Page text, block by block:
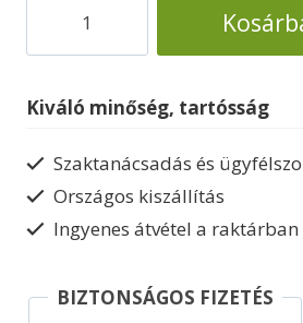
sütőtér
tisztító
Kiváló minőség, tartósság
Szaktanácsadás és
Országos kiszállítás
Ingyenes átvétel a raktárban
BIZTONSÁGOS FIZETÉS